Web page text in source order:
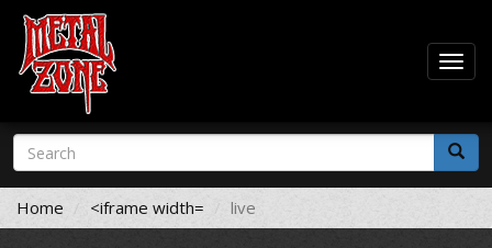
Skip
main
content
Search
form
Search
Home <iframe width= live